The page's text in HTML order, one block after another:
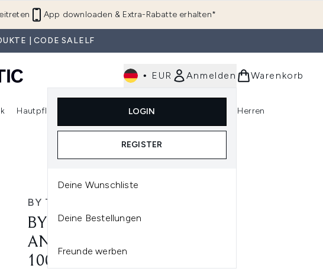
App downloaden & Extra-Rabatte erhalten*
| CODE SALELF
• EUR Anmelden
LOGIN
REGISTER
Deine Wunschliste
Deine Bestellungen
Freunde werben
Warenkorb
Untermenü Anmelden (Neu & Trending) Untermenü Anmelden (Kosmetik)
Hautpflege
Untermenü Anmelden (Haarpflege)
Parfum
Untermenü Anmelden (Parfum)
Herren
BY TERRY
BY TERRY TEA TO TAN FACE
AND BODY MATTE FINISH
100ML